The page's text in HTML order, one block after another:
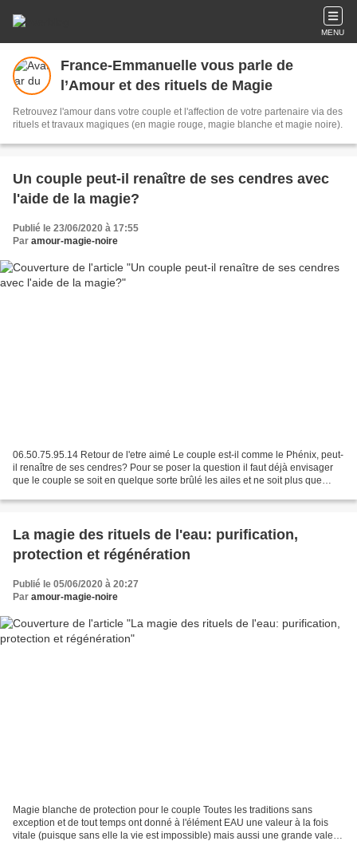
MENU
France-Emmanuelle vous parle de
l’Amour et des rituels de Magie
Retrouvez l'amour dans votre couple et l'affection de votre partenaire via des
rituels et travaux magiques (en magie rouge, magie blanche et magie noire).
Un couple peut-il renaître de ses cendres avec
l'aide de la magie?
Publié le 23/06/2020 à 17:55
Par amour-magie-noire
06.50.75.95.14 Retour de l'etre aimé Le couple est-il comme le Phénix, peut-
il renaître de ses cendres? Pour se poser la question il faut déjà envisager
que le couple se soit en quelque sorte brûlé les ailes et ne soit plus que
La magie des rituels de l'eau: purification,
protection et régénération
Publié le 05/06/2020 à 20:27
Par amour-magie-noire
Magie blanche de protection pour le couple Toutes les traditions sans
exception et de tout temps ont donné à l'élément EAU une valeur à la fois
vitale (puisque sans elle la vie est impossible) mais aussi une grande valeur